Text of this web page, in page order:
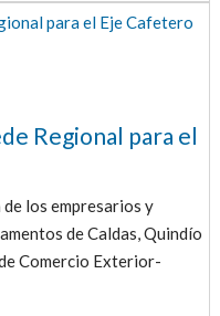
Regional para el
los empresarios y
de Caldas, Quindío
Comercio Exterior-